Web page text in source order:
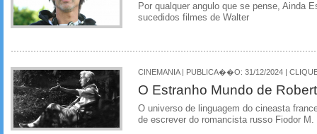
Por qualquer angulo que se pense, Ainda
sucedidos filmes de Walter
CINEMANIA | PUBLICA��O: 31/12/2024 |
O Estranho Mundo de
O universo de linguagem do cineasta
de escrever do romancista russo Fiodor